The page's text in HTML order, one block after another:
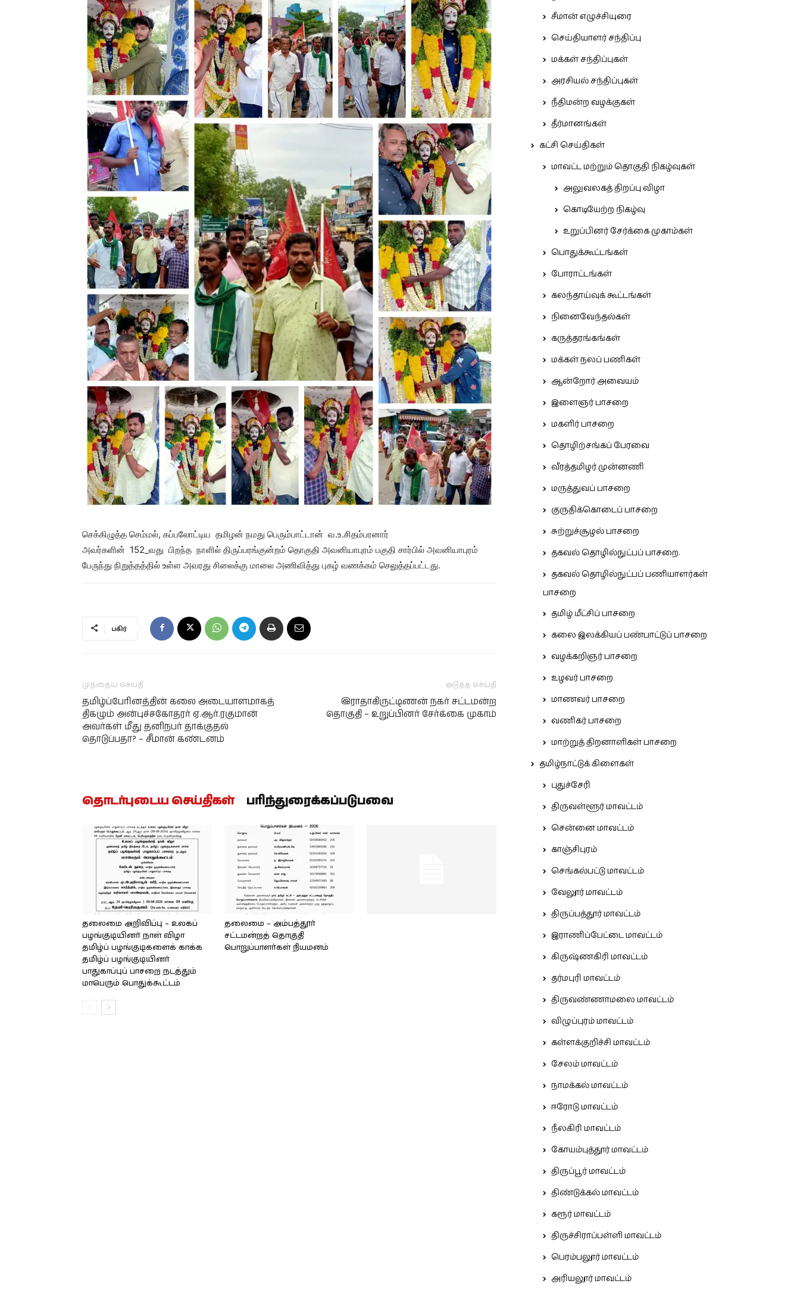
செக்கிழுத்த செம்மல், கப்பலோட்டிய தமிழன் நமது பெரும்பாட்டான் வ.உ.சிதம்பரனார்
அவர்களின் 152_வது பிறந்த நாளில் திருப்பரங்குன்றம் தொகுதி அவனியாபுரம் பகுதி சார்பில் அவனியாபுரம்
பேருந்து நிறுத்தத்தில் உள்ள அவரது சிலைக்கு மாலை அணிவித்து புகழ் வணக்கம் செலுத்தப்பட்டது.
பகிர்
முந்தைய செய்தி
தமிழ்ப்பேரினத்தின் கலை அடையாளமாகத்
திகழும் அன்புச்சகோதரர் ஏ.ஆர்.ரகுமான்
அவர்கள் மீது தனிநபர் தாக்குதல்
தொடுப்பதா? – சீமான் கண்டனம்
அடுத்த செய்தி
இராதாகிருட்டிணன் நகர் சட்டமன்ற
தொகுதி – உறுப்பினர் சேர்க்கை முகாம்
தொடர்புடைய செய்திகள் பரிந்துரைக்கப்படுபவை
தலைமை அறிவிப்பு – உலகப்
பழங்குடியினர் நாள் விழா
தமிழ்ப் பழங்குடிகளைக் காக்க
தமிழ்ப் பழங்குடியினர்
பாதுகாப்புப் பாசறை நடத்தும்
மாபெரும் பொதுக்கூட்டம்
தலைமை – அம்பத்தூர்
சட்டமன்றத் தொகுதி
பொறுப்பாளர்கள் நியமனம்
சீமான் எழுச்சியுரை
செய்தியாளர் சந்திப்பு
மக்கள் சந்திப்புகள்
அரசியல் சந்திப்புகள்
நீதிமன்ற வழக்குகள்
தீர்மானங்கள்
கட்சி செய்திகள்
மாவட்ட மற்றும் தொகுதி நிகழ்வுகள்
அலுவலகத் திறப்பு விழா
கொடியேற்ற நிகழ்வு
உறுப்பினர் சேர்க்கை முகாம்கள்
பொதுக்கூட்டங்கள்
போராட்டங்கள்
கலந்தாய்வுக் கூட்டங்கள்
நினைவேந்தல்கள்
கருத்தரங்கங்கள்
மக்கள் நலப் பணிகள்
ஆன்றோர் அவையம்
இளைஞர் பாசறை
மகளிர் பாசறை
தொழிற்சங்கப் பேரவை
வீரத்தமிழர் முன்னணி
மருத்துவப் பாசறை
குருதிக்கொடைப் பாசறை
சுற்றுச்சூழல் பாசறை
தகவல் தொழில்நுட்பப் பாசறை.
தகவல் தொழில்நுட்பப் பணியாளர்கள்
பாசறை
தமிழ் மீட்சிப் பாசறை
கலை இலக்கியப் பண்பாட்டுப் பாசறை
வழக்கறிஞர் பாசறை
உழவர் பாசறை
மாணவர் பாசறை
வணிகர் பாசறை
மாற்றுத் திறனாளிகள் பாசறை
தமிழ்நாட்டுக் கிளைகள்
புதுச்சேரி
திருவள்ளூர் மாவட்டம்
சென்னை மாவட்டம்
காஞ்சிபுரம்
செங்கல்பட்டு மாவட்டம்
வேலூர் மாவட்டம்
திருப்பத்தூர் மாவட்டம்
இராணிப்பேட்டை மாவட்டம்
கிருஷ்ணகிரி மாவட்டம்
தர்மபுரி மாவட்டம்
திருவண்ணாமலை மாவட்டம்
விழுப்புரம் மாவட்டம்
கள்ளக்குறிச்சி மாவட்டம்
சேலம் மாவட்டம்
நாமக்கல் மாவட்டம்
ஈரோடு மாவட்டம்
நீலகிரி மாவட்டம்
கோயம்புத்தூர் மாவட்டம்
திருப்பூர் மாவட்டம்
திண்டுக்கல் மாவட்டம்
கரூர் மாவட்டம்
திருச்சிராப்பள்ளி மாவட்டம்
பெரம்பலூர் மாவட்டம்
அரியலூர் மாவட்டம்